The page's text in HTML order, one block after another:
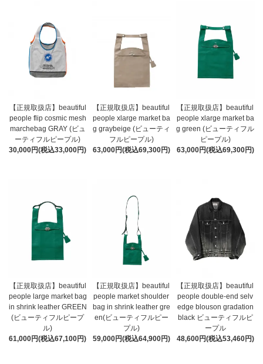
【正規取扱店】beautiful
people flip cosmic mesh
marchebag GRAY (ビュ
ーティフルピープル)
30,000円(税込33,000円)
【正規取扱店】beautiful
people xlarge market ba
g graybeige (ビューティ
フルピープル)
63,000円(税込69,300円)
【正規取扱店】beautiful
people xlarge market ba
g green (ビューティフル
ピープル)
63,000円(税込69,300円)
【正規取扱店】beautiful
people large market bag
in shrink leather GREEN
(ビューティフルピープ
ル)
61,000円(税込67,100円)
【正規取扱店】beautiful
people market shoulder
bag in shrink leather gre
en(ビューティフルピー
プル)
59,000円(税込64,900円)
【正規取扱店】beautiful
people double-end selv
edge blouson gradation
black ビューティフルピ
ープル
48,600円(税込53,460円)